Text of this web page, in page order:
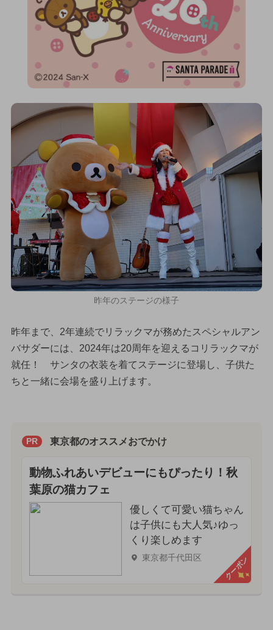
昨年のステージの様子
昨年まで、2年連続でリラックマが務めたスペシャルアン
バサダーには、2024年は20周年を迎えるコリラックマが
就任！ サンタの衣装を着てステージに登場し、子供た
ちと一緒に会場を盛り上げます。
PR 東京都のオススメおでかけ
動物ふれあいデビューにもぴったり！秋
葉原の猫カフェ
優しくて可愛い猫ちゃん
は子供にも大人気♪ゆっ
くり楽しめます
東京都千代田区 クーポン